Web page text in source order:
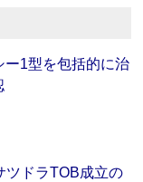
1型を包括的に治
ツドラTOB成立の